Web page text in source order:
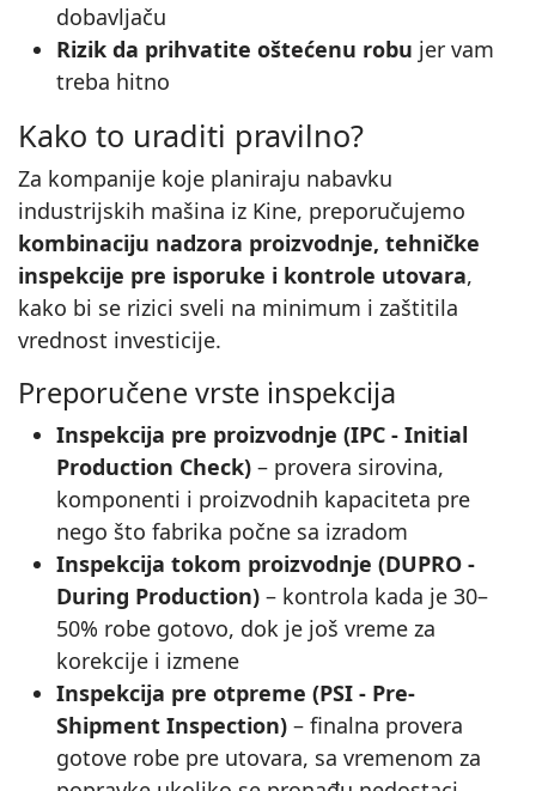
dobavljaču
Rizik da prihvatite oštećenu robu jer vam
treba hitno
Kako to uraditi pravilno?
Za kompanije koje planiraju nabavku
industrijskih mašina iz Kine, preporučujemo
kombinaciju nadzora proizvodnje, tehničke
inspekcije pre isporuke i kontrole utovara,
kako bi se rizici sveli na minimum i zaštitila
vrednost investicije.
Preporučene vrste inspekcija
Inspekcija pre proizvodnje (IPC - Initial
Production Check) – provera sirovina,
komponenti i proizvodnih kapaciteta pre
nego što fabrika počne sa izradom
Inspekcija tokom proizvodnje (DUPRO -
During Production) – kontrola kada je 30–
50% robe gotovo, dok je još vreme za
korekcije i izmene
Inspekcija pre otpreme (PSI - Pre-
Shipment Inspection) – finalna provera
gotove robe pre utovara, sa vremenom za